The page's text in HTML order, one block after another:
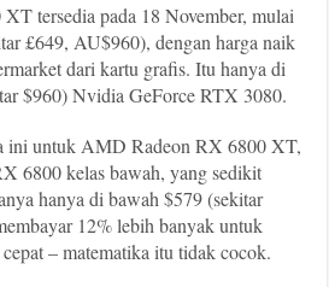
tersedia pada 18 November, mulai
£649, AU$960), dengan harga naik
dari kartu grafis. Itu hanya di
$960) Nvidia GeForce RTX 3080.
ini untuk AMD Radeon RX 6800 XT,
6800 kelas bawah, yang sedikit
hanya di bawah $579 (sekitar
12% lebih banyak untuk
– matematika itu tidak cocok.